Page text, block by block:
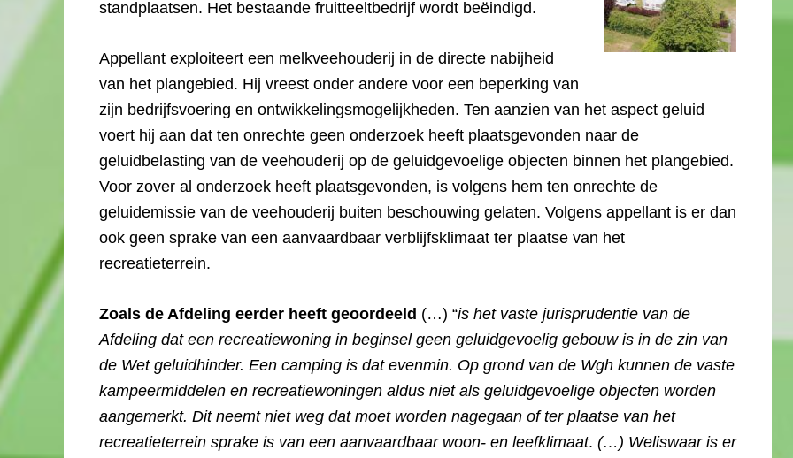
standplaatsen. Het bestaande fruitteeltbedrijf wordt beëindigd.
Appellant exploiteert een melkveehouderij in de directe nabijheid
van het plangebied. Hij vreest onder andere voor een beperking van
zijn bedrijfsvoering en ontwikkelingsmogelijkheden. Ten aanzien van het aspect geluid
voert hij aan dat ten onrechte geen onderzoek heeft plaatsgevonden naar de
geluidbelasting van de veehouderij op de geluidgevoelige objecten binnen het plangebied.
Voor zover al onderzoek heeft plaatsgevonden, is volgens hem ten onrechte de
geluidemissie van de veehouderij buiten beschouwing gelaten. Volgens appellant is er dan
ook geen sprake van een aanvaardbaar verblijfsklimaat ter plaatse van het
recreatieterrein.
Zoals de Afdeling eerder heeft geoordeeld (…) “is het vaste jurisprudentie van de
Afdeling dat een recreatiewoning in beginsel geen geluidgevoelig gebouw is in de zin van
de Wet geluidhinder. Een camping is dat evenmin. Op grond van de Wgh kunnen de vaste
kampeermiddelen en recreatiewoningen aldus niet als geluidgevoelige objecten worden
aangemerkt. Dit neemt niet weg dat moet worden nagegaan of ter plaatse van het
recreatieterrein sprake is van een aanvaardbaar woon- en leefklimaat. (…) Weliswaar is er